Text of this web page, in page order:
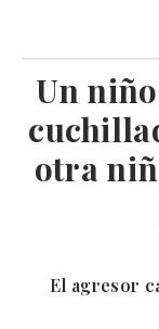
Un niño
otra
El agresor